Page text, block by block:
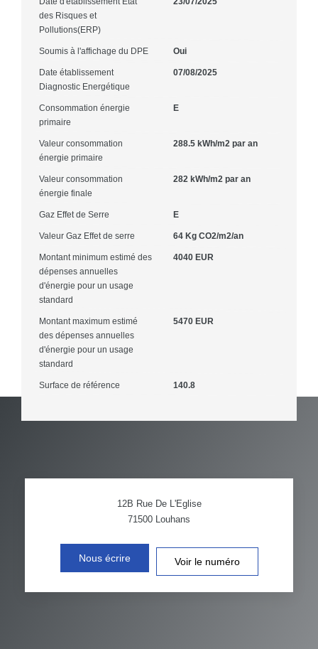
des Risques et
Pollutions(ERP)
Soumis à l'affichage du DPE Oui
Date établissement
Diagnostic Energétique
07/08/2025
Consommation énergie
primaire
E
Valeur consommation
énergie primaire
288.5 kWh/m2 par an
Valeur consommation
énergie finale
282 kWh/m2 par an
Gaz Effet de Serre E
Valeur Gaz Effet de serre 64 Kg CO2/m2/an
Montant minimum estimé des
dépenses annuelles
d'énergie pour un usage
standard
4040 EUR
Montant maximum estimé
des dépenses annuelles
d'énergie pour un usage
standard
5470 EUR
Surface de référence 140.8
12B Rue De L'Eglise
71500 Louhans
Nous écrire Voir le numéro